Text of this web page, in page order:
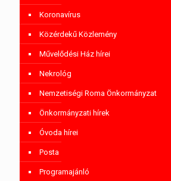
Koronavírus
Közérdekű Közlemény
Művelődési Ház hírei
Nekrológ
Nemzetiségi Roma Önkormányzat
Önkormányzati hírek
Óvoda hírei
Posta
Programajánló